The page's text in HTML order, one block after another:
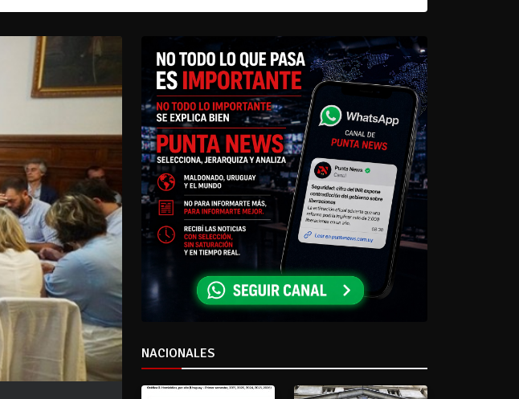
NACIONALES